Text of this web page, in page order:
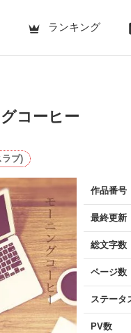
ランキング
コーヒー
ラブ)
作品番号
最終更新
総文字数
ページ数
ステータ
PV数